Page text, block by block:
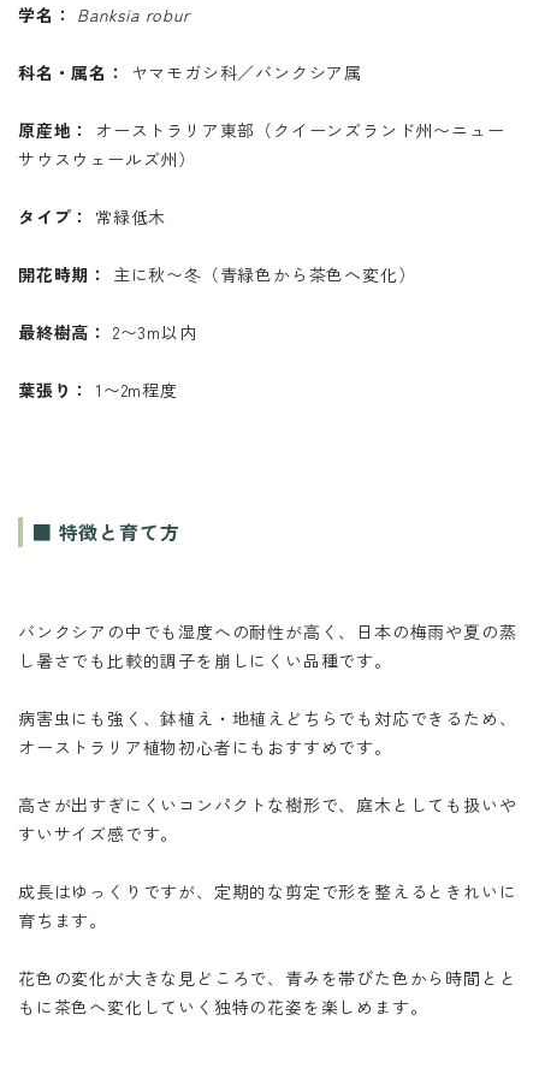
学名： Banksia robur
科名・属名： ヤマモガシ科／バンクシア属
原産地：
オーストラリア東部（クイーンズランド州〜ニュー
サウスウェールズ州）
タイプ： 常緑低木
開花時期： 主に秋〜冬（青緑色から茶色へ変化）
最終樹高： 2〜3m以内
葉張り： 1〜2m程度
■ 特徴と育て方
バンクシアの中でも湿度への耐性が高く、日本の梅雨や夏の蒸
し暑さでも比較的調子を崩しにくい品種です。
病害虫にも強く、鉢植え・地植えどちらでも対応できるため、
オーストラリア植物初心者にもおすすめです。
高さが出すぎにくいコンパクトな樹形で、庭木としても扱いや
すいサイズ感です。
成長はゆっくりですが、定期的な剪定で形を整えるときれいに
育ちます。
花色の変化が大きな見どころで、青みを帯びた色から時間とと
もに茶色へ変化していく独特の花姿を楽しめます。